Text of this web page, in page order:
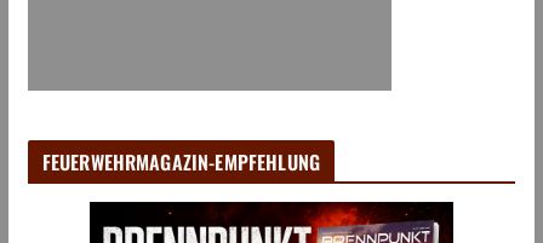
FEUERWEHRMAGAZIN-EMPFEHLUNG